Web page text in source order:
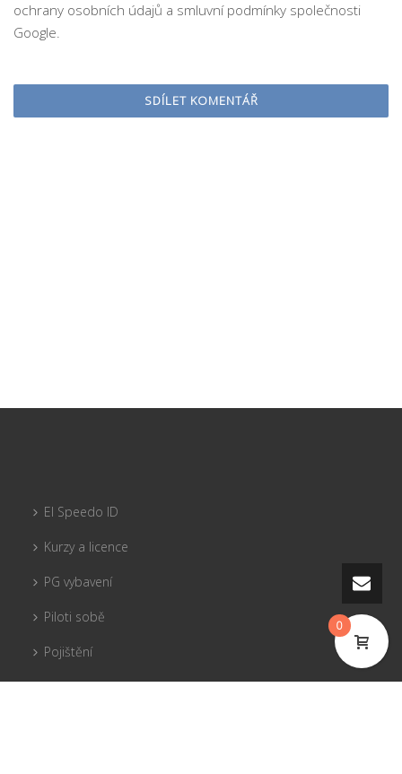
ochrany osobních údajů a smluvní podmínky společnosti
Google.
El Speedo ID
Kurzy a licence
PG vybavení
Piloti sobě
Pojištění
Tandemy
0